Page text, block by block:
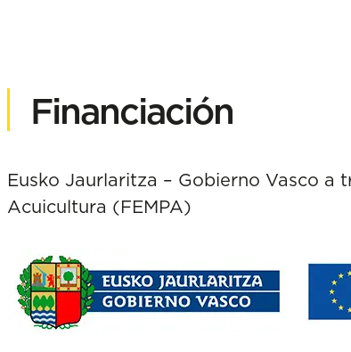
Financiación
Eusko Jaurlaritza – Gobierno Vasco a
Acuicultura (FEMPA)